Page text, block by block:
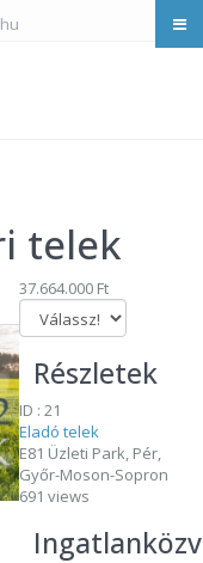
telek
37.664.000 Ft
Részletek
ID : 21
Eladó telek
E81 Üzleti Park, Pér,
Győr-Moson-Sopron
691 views